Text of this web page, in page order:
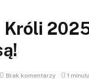
Króli
Brak komentarzy 1